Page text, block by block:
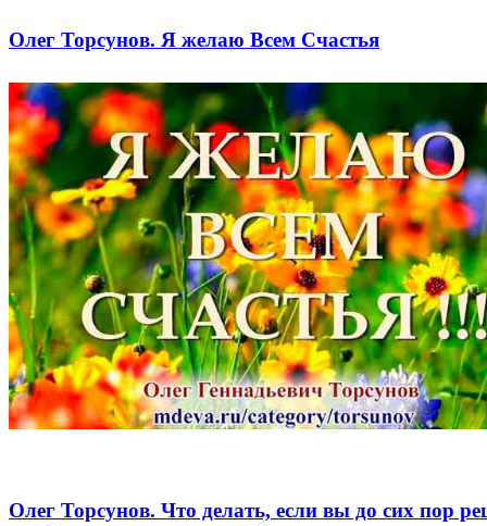
Олег Торсунов. Я желаю Всем Счастья
Олег Торсунов. Что делать, если вы до сих пор